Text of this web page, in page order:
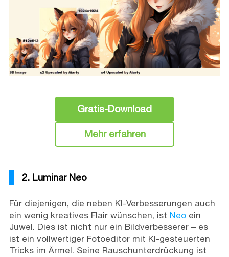
Gratis-Download
Mehr erfahren
2. Luminar Neo
Für diejenigen, die neben KI-Verbesserungen auch
ein wenig kreatives Flair wünschen, ist Neoein
Juwel. Dies ist nicht nur ein Bildverbesserer – es
ist ein vollwertiger Fotoeditor mit KI-gesteuerten
Tricks im Ärmel. Seine Rauschunterdrückung ist